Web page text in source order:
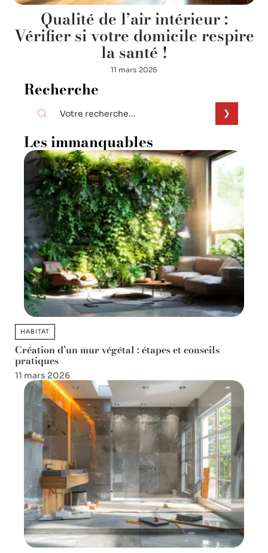
Qualité de l’air intérieur :
Vérifier si votre domicile respire
la santé !
11 mars 2026
Recherche
Les immanquables
HABITAT
Création d’un mur végétal : étapes et conseils
pratiques
11 mars 2026